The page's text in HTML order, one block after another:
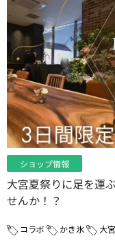
ショップ情報
大宮夏祭りに足を運
せんか！？
コラボ かき氷 大宮